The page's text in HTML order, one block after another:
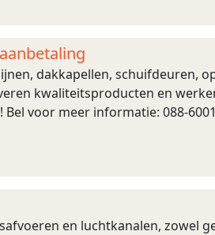
dakkapellen, schuifdeuren,
kwaliteitsproducten en
voor meer informatie: 088-
en luchtkanalen, zowel